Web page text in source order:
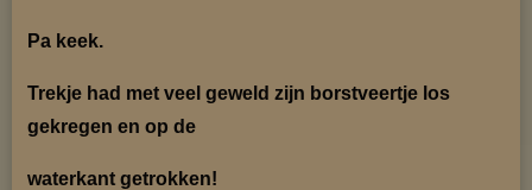
Pa keek.
Trekje had met veel geweld zijn borstveertje los
gekregen en op de
waterkant getrokken!